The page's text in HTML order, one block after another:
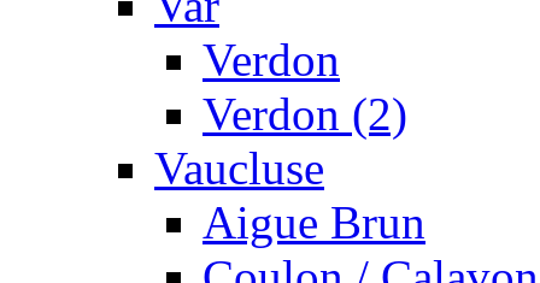
Verdon
Verdon (2)
Vaucluse
Aigue Brun